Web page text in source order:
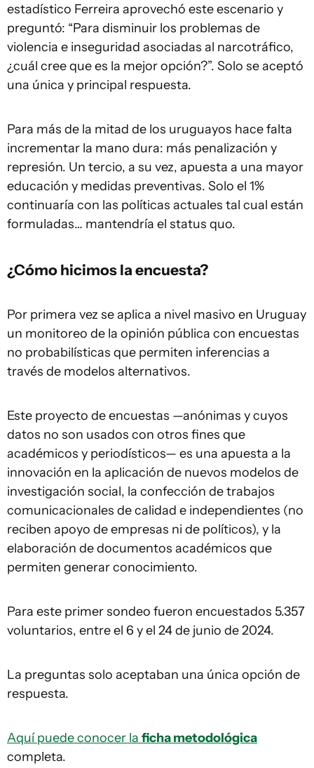
estadístico Ferreira aprovechó este escenario y
preguntó: “Para disminuir los problemas de
violencia e inseguridad asociadas al narcotráfico,
¿cuál cree que es la mejor opción?”. Solo se aceptó
una única y principal respuesta.
Para más de la mitad de los uruguayos hace falta
incrementar la mano dura: más penalización y
represión. Un tercio, a su vez, apuesta a una mayor
educación y medidas preventivas. Solo el 1%
continuaría con las políticas actuales tal cual están
formuladas… mantendría el status quo.
¿Cómo hicimos la encuesta?
Por primera vez se aplica a nivel masivo en Uruguay
un monitoreo de la opinión pública con encuestas
no probabilísticas que permiten inferencias a
través de modelos alternativos.
Este proyecto de encuestas —anónimas y cuyos
datos no son usados con otros fines que
académicos y periodísticos— es una apuesta a la
innovación en la aplicación de nuevos modelos de
investigación social, la confección de trabajos
comunicacionales de calidad e independientes (no
reciben apoyo de empresas ni de políticos), y la
elaboración de documentos académicos que
permiten generar conocimiento.
Para este primer sondeo fueron encuestados 5.357
voluntarios, entre el 6 y el 24 de junio de 2024.
La preguntas solo aceptaban una única opción de
respuesta.
Aquí puede conocer la ficha metodológica
completa.